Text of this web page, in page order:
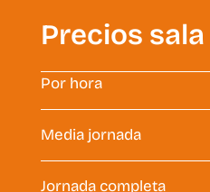
Precios sala
Por hora
Media jornada
Jornada completa